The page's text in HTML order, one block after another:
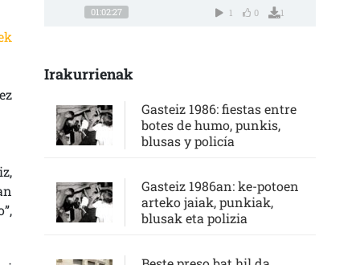
01:02:27 1 0 1
Irakurrienak
Gasteiz 1986: fiestas entre
botes de humo, punkis,
blusas y policía
Gasteiz 1986an: ke-potoen
arteko jaiak, punkiak,
blusak eta polizia